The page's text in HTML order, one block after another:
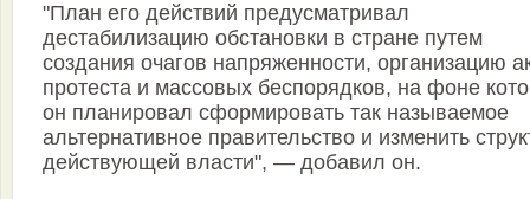
"План его действий предусматривал
дестабилизацию обстановки в стране путем
создания очагов напряженности, организацию
протеста и массовых беспорядков, на фоне
он планировал сформировать так называемое
альтернативное правительство и изменить
действующей власти", — добавил он.